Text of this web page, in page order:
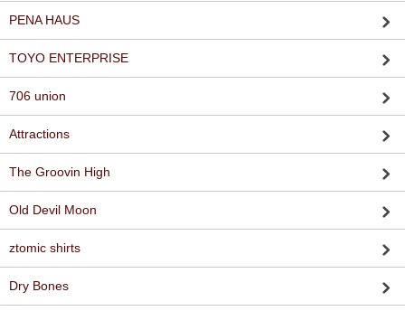
PENA HAUS
TOYO ENTERPRISE
706 union
Attractions
The Groovin High
Old Devil Moon
ztomic shirts
Dry Bones